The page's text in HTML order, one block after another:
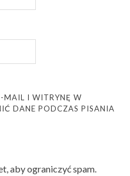
MAIL I WITRYNĘ W
DANE PODCZAS PISANIA
aby ograniczyć spam.